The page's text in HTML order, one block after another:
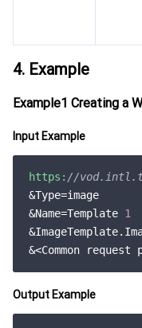
4. Example
Example1 Creating a
Input Example
https: //
&Type=image
&Name=Template 1
Output Example